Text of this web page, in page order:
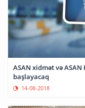
ASAN xidmət və
başlayacaq
14-08-2018